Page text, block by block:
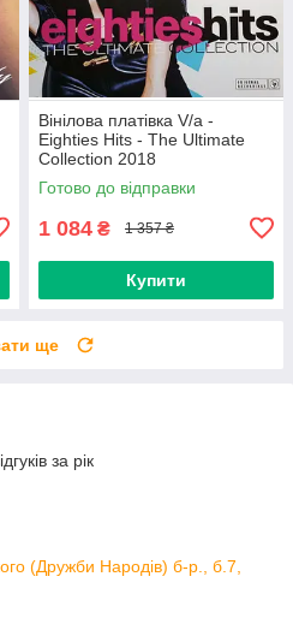
Вінілова платівка V/a -
Eighties Hits - The Ultimate
Collection 2018
(0190758737713) Sony
Music/EU Mint
Готово до відправки
1 084 ₴ 1 357 ₴
Купити
ще
за рік
(Дружби Народів) б-р., б.7,